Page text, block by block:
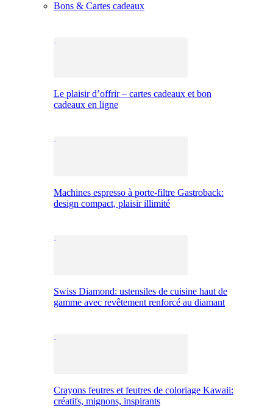
Bons & Cartes cadeaux
Le plaisir d’offrir – cartes cadeaux et bon
cadeaux en ligne
Machines espresso à porte-filtre Gastroback:
design compact, plaisir illimité
Swiss Diamond: ustensiles de cuisine haut de
gamme avec revêtement renforcé au diamant
Crayons feutres et feutres de coloriage Kawaii:
créatifs, mignons, inspirants